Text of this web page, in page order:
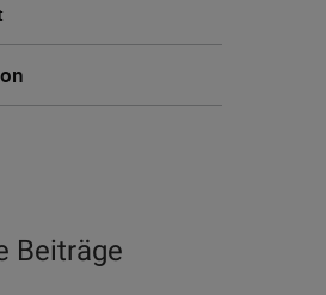
Beiträge